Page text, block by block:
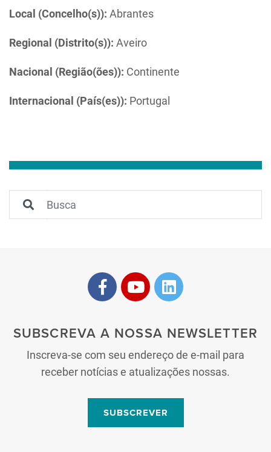
Local (Concelho(s)): Abrantes
Regional (Distrito(s)): Aveiro
Nacional (Região(ões)): Continente
Internacional (País(es)): Portugal
SUBSCREVA A NOSSA NEWSLETTER
Inscreva-se com seu endereço de e-mail para
receber notícias e atualizações nossas.
SUBSCREVER